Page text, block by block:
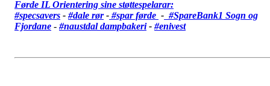
Førde IL Orientering sine støttespelarar:
#specsavers - #dale rør- #spar førde - #SpareBank1 Sogn og
Fjordane - #naustdal dampbakeri - #enivest